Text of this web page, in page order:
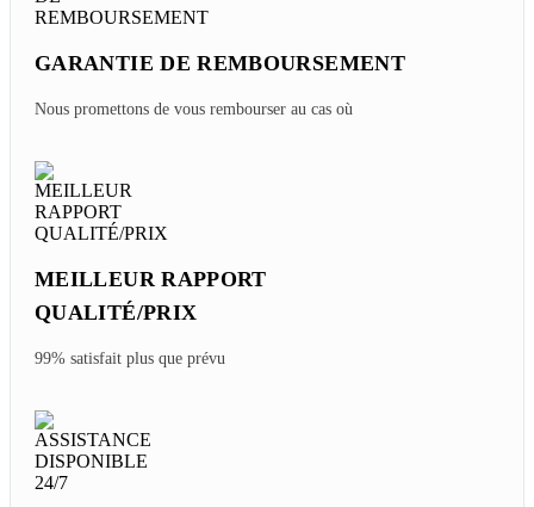
GARANTIE DE REMBOURSEMENT
Nous promettons de vous rembourser au cas où
MEILLEUR RAPPORT
QUALITÉ/PRIX
99% satisfait plus que prévu